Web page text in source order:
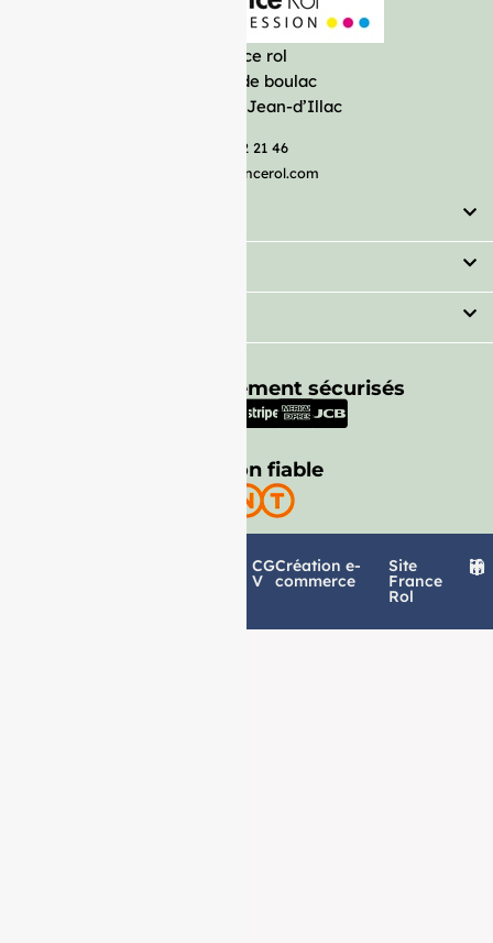
France rol
Avenue de boulac
33127 Saint-Jean-d’Illac
05 57 92 21 46
serviceclient@francerol.com
Moyens de paiement sécurisés
Livraison fiable
CG
V
Création e-
commerce
Site
France
Rol